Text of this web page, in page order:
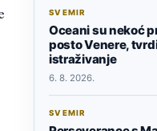
SVEMIR
Oceani su nekoć
posto Venere,
istraživanje
6. 8. 2026.
SVEMIR